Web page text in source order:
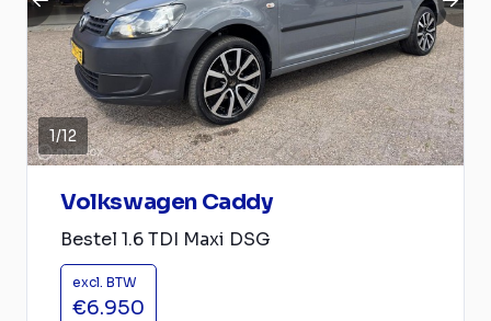
1/12
Volkswagen Caddy
Bestel 1.6 TDI Maxi DSG
excl. BTW
€6.950